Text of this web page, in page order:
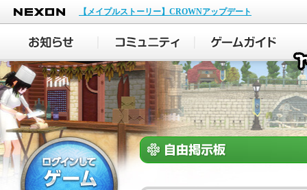
NEXON
【メイプルストーリー】CROWNアップデート